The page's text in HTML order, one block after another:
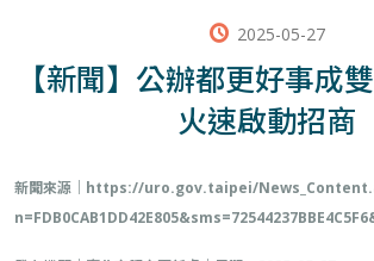
2025-05-27
【新聞】公辦都更好事成
火速啟動招商
新聞來源｜ https://uro.gov.taipei/